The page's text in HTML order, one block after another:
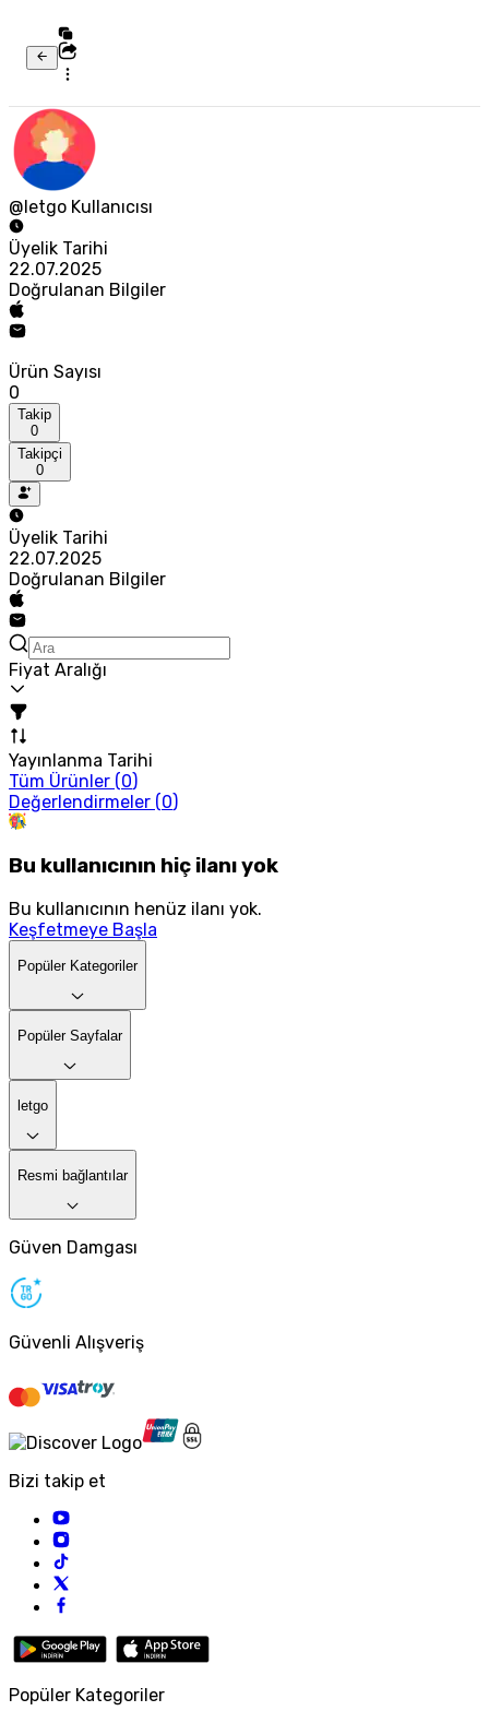
@letgo Kullanıcısı
Üyelik Tarihi
22.07.2025
Doğrulanan Bilgiler
Ürün Sayısı
0
Takip
0
Takipçi
0
Üyelik Tarihi
22.07.2025
Doğrulanan Bilgiler
Fiyat Aralığı
Yayınlanma Tarihi
Tüm Ürünler (0)
Değerlendirmeler (0)
Bu kullanıcının hiç ilanı yok
Bu kullanıcının henüz ilanı yok.
Keşfetmeye Başla
Popüler Kategoriler
Popüler Sayfalar
letgo
Resmi bağlantılar
Güven Damgası
Güvenli Alışveriş
Bizi takip et
Popüler Kategoriler